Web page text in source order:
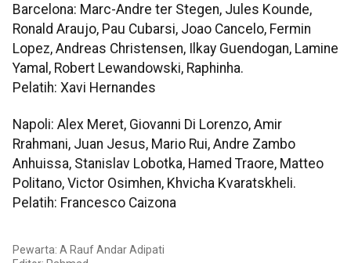
Barcelona: Marc-Andre ter Stegen, Jules Kounde,
Ronald Araujo, Pau Cubarsi, Joao Cancelo, Fermin
Lopez, Andreas Christensen, Ilkay Guendogan, Lamine
Yamal, Robert Lewandowski, Raphinha.
Pelatih: Xavi Hernandes
Napoli: Alex Meret, Giovanni Di Lorenzo, Amir
Rrahmani, Juan Jesus, Mario Rui, Andre Zambo
Anhuissa, Stanislav Lobotka, Hamed Traore, Matteo
Politano, Victor Osimhen, Khvicha Kvaratskheli.
Pelatih: Francesco Caizona
Pewarta: A Rauf Andar Adipati